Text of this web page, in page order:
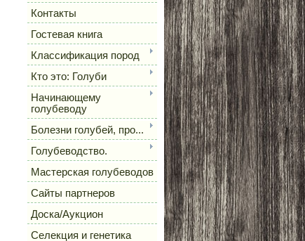
Контакты
Гостевая книга
Классификация пород
Кто это: Голуби
Начинающему
голубеводу
Болезни голубей, про...
Голубеводство.
Мастерская голубеводов
Сайты партнеров
Доска/Аукцион
Селекция и генетика